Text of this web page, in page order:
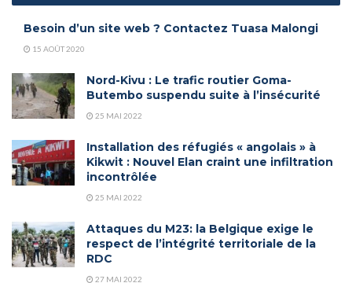
Besoin d’un site web ? Contactez Tuasa Malongi
15 AOÛT 2020
Nord-Kivu : Le trafic routier Goma-
Butembo suspendu suite à l’insécurité
25 MAI 2022
Installation des réfugiés « angolais » à
Kikwit : Nouvel Elan craint une infiltration
incontrôlée
25 MAI 2022
Attaques du M23: la Belgique exige le
respect de l’intégrité territoriale de la
RDC
27 MAI 2022